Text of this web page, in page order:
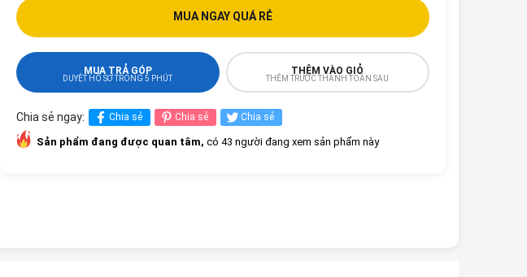
MUA NGAY QUÁ RẺ
MUA TRẢ GÓP
DUYỆT HỒ SƠ TRONG 5 PHÚT
THÊM VÀO GIỎ
THÊM TRƯỚC THANH TOÁN SAU
Chia sẻ ngay: Chia sẻ Chia sẻ Chia sẻ
Sản phẩm đang được quan tâm, có 43 người đang xem sản phẩm này